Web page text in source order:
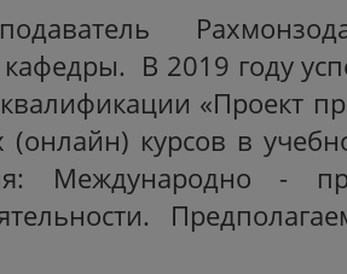
кафедры. В 2019 году
«Проект
(онлайн) курсов в
Международно -